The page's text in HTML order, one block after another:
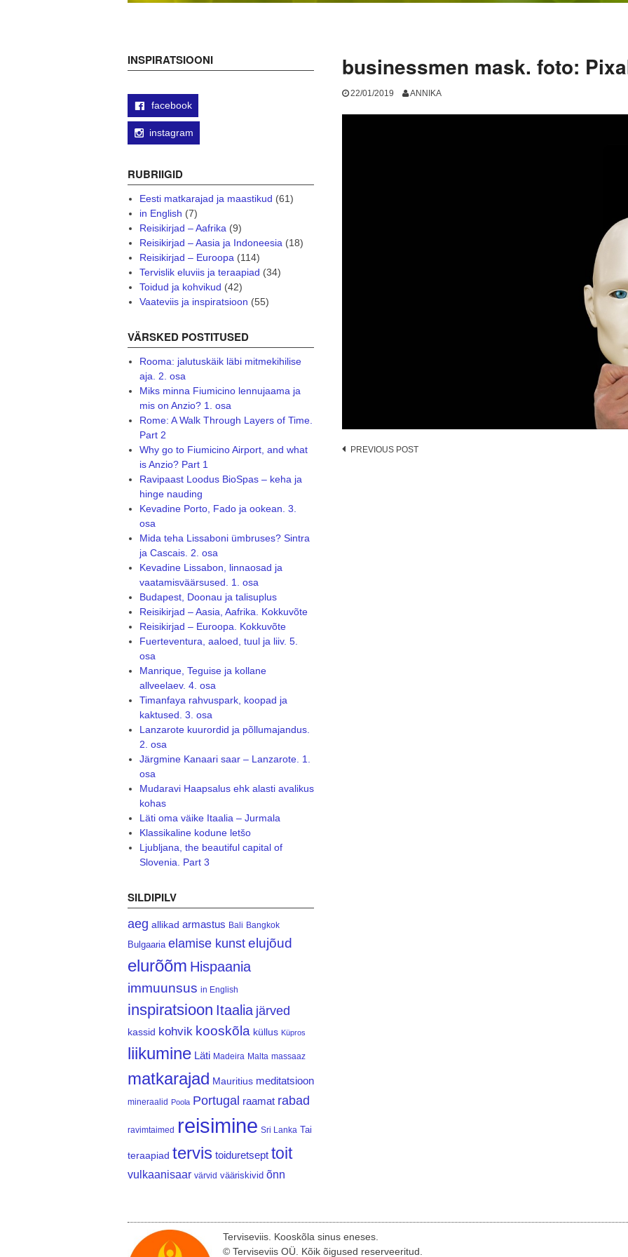
businessmen mask. foto:
22/01/2019 ANNIKA
Post
PREVIOUS POST
INSPIRATSIOONI
facebook
instagram
RUBRIIGID
Eesti matkarajad ja maastikud (61)
in English (7)
Reisikirjad – Aafrika(9)
Reisikirjad – Aasia ja Indoneesia(18)
Reisikirjad – Euroopa(114)
Tervislik eluviis ja teraapiad (34)
Toidud ja kohvikud (42)
Vaateviis ja inspiratsioon (55)
VÄRSKED POSTITUSED
Rooma: jalutuskäik läbi mitmekihilise
aja. 2. osa
Miks minna Fiumicino lennujaama ja
mis on Anzio? 1. osa
Rome: A Walk Through Layers of Time.
Part 2
Why go to Fiumicino Airport, and what
is Anzio? Part 1
Ravipaast Loodus BioSpas – keha ja
hinge nauding
Kevadine Porto, Fado ja ookean. 3.
osa
Mida teha Lissaboni ümbruses? Sintra
ja Cascais. 2. osa
Kevadine Lissabon, linnaosad ja
vaatamisväärsused. 1. osa
Budapest, Doonau ja talisuplus
Reisikirjad – Aasia, Aafrika. Kokkuvõte
Reisikirjad – Euroopa. Kokkuvõte
Fuerteventura, aaloed, tuul ja liiv. 5.
osa
Manrique, Teguise ja kollane
allveelaev. 4. osa
Timanfaya rahvuspark, koopad ja
kaktused. 3. osa
Lanzarote kuurordid ja põllumajandus.
2. osa
Järgmine Kanaari saar – Lanzarote. 1.
osa
Mudaravi Haapsalus ehk alasti avalikus
kohas
Läti oma väike Itaalia – Jurmala
Klassikaline kodune letšo
Ljubljana, the beautiful capital of
Slovenia. Part 3
SILDIPILV
aeg allikad armastus Bali Bangkok
Bulgaaria elamise kunst elujõud
elurõõm Hispaania
immuunsus in English
inspiratsioon Itaalia järved
kassid kohvik kooskõla küllus Küpros
liikumine Läti Madeira Malta massaaz
matkarajad Mauritius meditatsioon
mineraalid Poola Portugal raamat rabad
ravimtaimed reisimine Sri Lanka Tai
teraapiad tervis toiduretsept toit
vulkaanisaar värvid vääriskivid õnn
Terviseviis. Kooskõla sinus eneses.
© Terviseviis OÜ. Kõik õigused reserveeritud.